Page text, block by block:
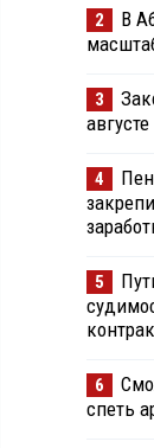
2
В
3
августе
4
5
6
спеть